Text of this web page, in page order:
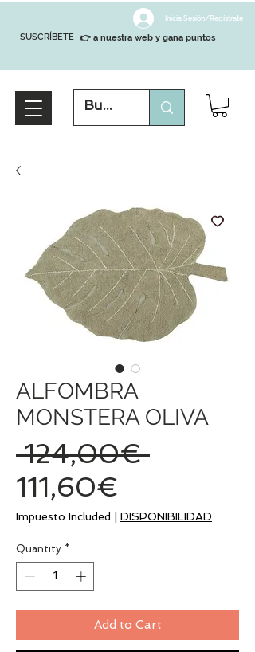
SUSCRÍBETE
Inicia Sesión/Regístrate
👉 a nuestra web y gana puntos
ALFOMBRA
MONSTERA OLIVA
124,00€ Regular
111,60€
Price
Impuesto Included DISPONIBILIDAD
Quantity *
Add to Cart